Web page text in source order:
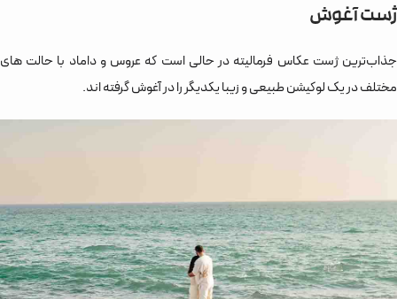
ژست آغوش
جذاب‌ترین ژست عکاس فرمالیته در حالی است که عروس و داماد با حالت های
مختلف در یک لوکیشن طبیعی و زیبا یکدیگر را در آغوش گرفته اند.